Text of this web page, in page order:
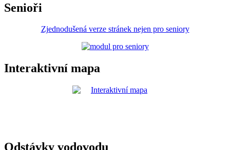
Senioři
Zjednodušená verze stránek nejen pro seniory
Interaktivní mapa
Odstávky vodovodu